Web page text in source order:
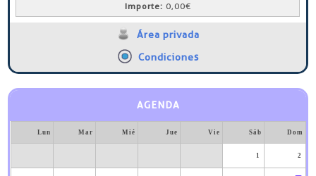
Importe: 0,00€
Área privada
Condiciones
AGENDA
Lun Mar Mié Jue Vie Sáb Dom
1 2